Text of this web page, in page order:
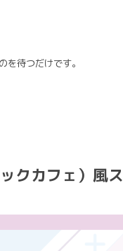
を待つだけです。
カフェ）風